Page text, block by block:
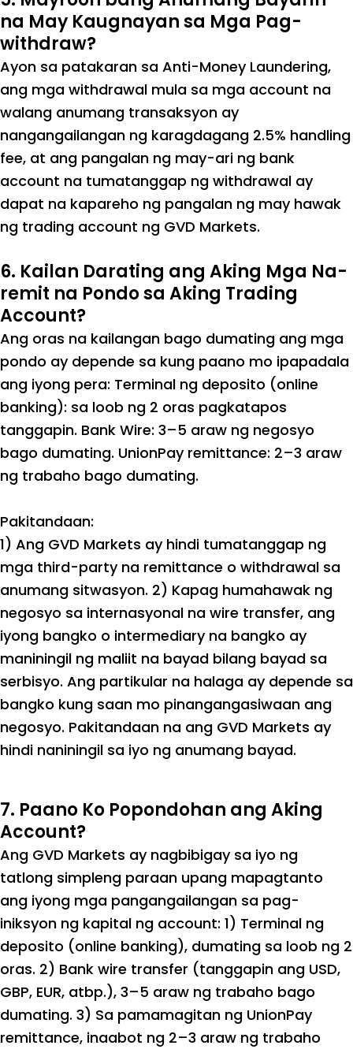
na May Kaugnayan sa Mga Pag-
withdraw?
Ayon sa patakaran sa Anti-Money Laundering,
ang mga withdrawal mula sa mga account na
walang anumang transaksyon ay
nangangailangan ng karagdagang 2.5% handling
fee, at ang pangalan ng may-ari ng bank
account na tumatanggap ng withdrawal ay
dapat na kapareho ng pangalan ng may hawak
ng trading account ng GVD Markets.
6. Kailan Darating ang Aking Mga Na-
remit na Pondo sa Aking Trading
Account?
Ang oras na kailangan bago dumating ang mga
pondo ay depende sa kung paano mo ipapadala
ang iyong pera: Terminal ng deposito (online
banking): sa loob ng 2 oras pagkatapos
tanggapin. Bank Wire: 3–5 araw ng negosyo
bago dumating. UnionPay remittance: 2–3 araw
ng trabaho bago dumating.
Pakitandaan:
1) Ang GVD Markets ay hindi tumatanggap ng
mga third-party na remittance o withdrawal sa
anumang sitwasyon. 2) Kapag humahawak ng
negosyo sa internasyonal na wire transfer, ang
iyong bangko o intermediary na bangko ay
maniningil ng maliit na bayad bilang bayad sa
serbisyo. Ang partikular na halaga ay depende sa
bangko kung saan mo pinangangasiwaan ang
negosyo. Pakitandaan na ang GVD Markets ay
hindi naniningil sa iyo ng anumang bayad.
7. Paano Ko Popondohan ang Aking
Account?
Ang GVD Markets ay nagbibigay sa iyo ng
tatlong simpleng paraan upang mapagtanto
ang iyong mga pangangailangan sa pag-
iniksyon ng kapital ng account: 1) Terminal ng
deposito (online banking), dumating sa loob ng 2
oras. 2) Bank wire transfer (tanggapin ang USD,
GBP, EUR, atbp.), 3–5 araw ng trabaho bago
dumating. 3) Sa pamamagitan ng UnionPay
remittance, inaabot ng 2–3 araw ng trabaho